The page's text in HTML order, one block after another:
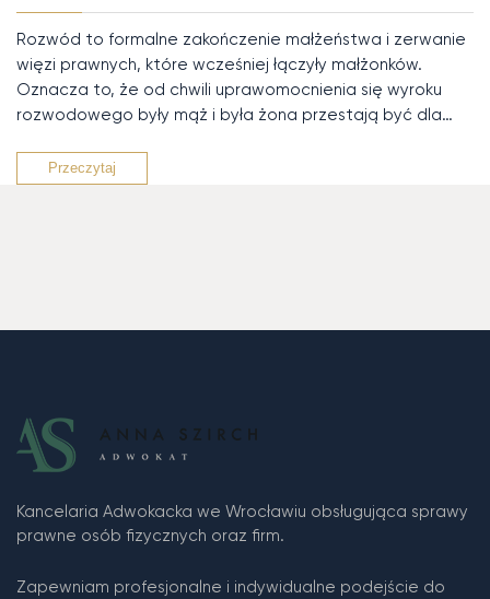
Rozwód to formalne zakończenie małżeństwa i zerwanie
więzi prawnych, które wcześniej łączyły małżonków.
Oznacza to, że od chwili uprawomocnienia się wyroku
rozwodowego były mąż i była żona przestają być dla…
Przeczytaj
Kancelaria Adwokacka we Wrocławiu obsługująca sprawy
prawne osób fizycznych oraz firm.
Zapewniam profesjonalne i indywidualne podejście do